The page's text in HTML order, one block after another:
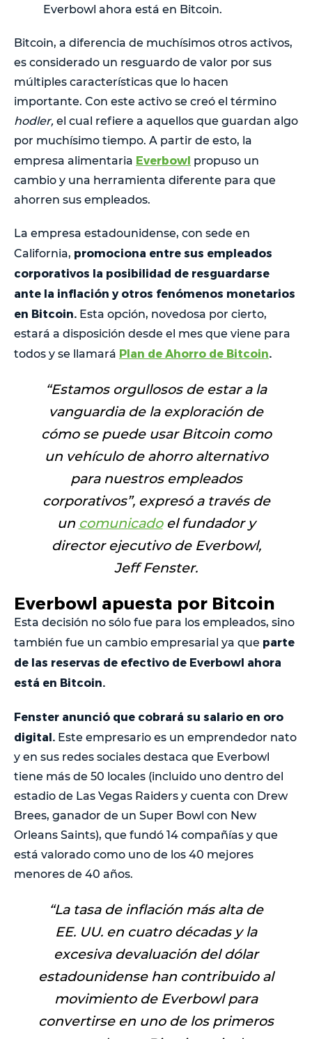
Everbowl ahora está en Bitcoin.
Bitcoin, a diferencia de muchísimos otros activos,
es considerado un resguardo de valor por sus
múltiples características que lo hacen
importante. Con este activo se creó el término
hodler, el cual refiere a aquellos que guardan algo
por muchísimo tiempo. A partir de esto, la
empresa alimentaria Everbowl propuso un
cambio y una herramienta diferente para que
ahorren sus empleados.
La empresa estadounidense, con sede en
California, promociona entre sus empleados
corporativos la posibilidad de resguardarse
ante la inflación y otros fenómenos monetarios
en Bitcoin. Esta opción, novedosa por cierto,
estará a disposición desde el mes que viene para
todos y se llamará Plan de Ahorro de Bitcoin.
“Estamos orgullosos de estar a la
vanguardia de la exploración de
cómo se puede usar Bitcoin como
un vehículo de ahorro alternativo
para nuestros empleados
corporativos”, expresó a través de
un comunicadoel fundador y
director ejecutivo de Everbowl,
Jeff Fenster.
Everbowl apuesta por Bitcoin
Esta decisión no sólo fue para los empleados, sino
también fue un cambio empresarial ya que parte
de las reservas de efectivo de Everbowl ahora
está en Bitcoin.
Fenster anunció que cobrará su salario en oro
digital. Este empresario es un emprendedor nato
y en sus redes sociales destaca que Everbowl
tiene más de 50 locales (incluido uno dentro del
estadio de Las Vegas Raiders y cuenta con Drew
Brees, ganador de un Super Bowl con New
Orleans Saints), que fundó 14 compañías y que
está valorado como uno de los 40 mejores
menores de 40 años.
“La tasa de inflación más alta de
EE. UU. en cuatro décadas y la
excesiva devaluación del dólar
estadounidense han contribuido al
movimiento de Everbowl para
convertirse en uno de los primeros